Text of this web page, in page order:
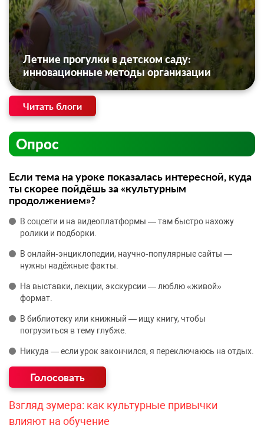
Летние прогулки в детском саду:
инновационные методы организации
Читать блоги
Опрос
Если тема на уроке показалась интересной, куда
ты скорее пойдёшь за «культурным
продолжением»?
В соцсети и на видеоплатформы — там быстро нахожу
ролики и подборки.
В онлайн‑энциклопедии, научно‑популярные сайты —
нужны надёжные факты.
На выставки, лекции, экскурсии — люблю «живой»
формат.
В библиотеку или книжный — ищу книгу, чтобы
погрузиться в тему глубже.
Никуда — если урок закончился, я переключаюсь на отдых.
Взгляд зумера: как культурные привычки
влияют на обучение